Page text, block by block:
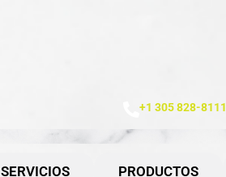
+1 305 828-8111
SERVICIOS PRODUCTOS